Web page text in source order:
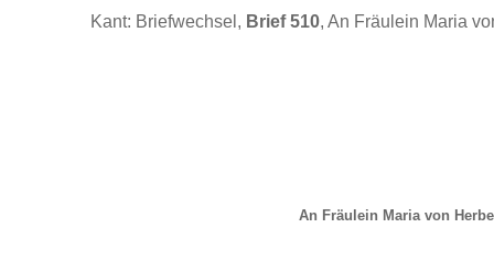
Kant: Briefwechsel, Brief 510, An Fräulein Maria
An Fräulein Maria von